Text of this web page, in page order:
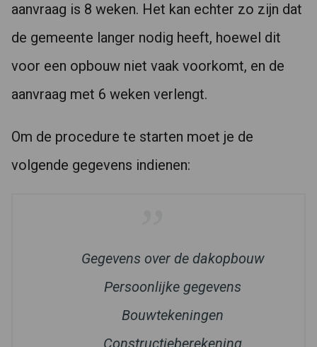
aanvraag is 8 weken. Het kan echter zo zijn dat
de gemeente langer nodig heeft, hoewel dit
voor een opbouw niet vaak voorkomt, en de
aanvraag met 6 weken verlengt.
Om de procedure te starten moet je de
volgende gegevens indienen:
Gegevens over de dakopbouw
Persoonlijke gegevens
Bouwtekeningen
Constructieberekening